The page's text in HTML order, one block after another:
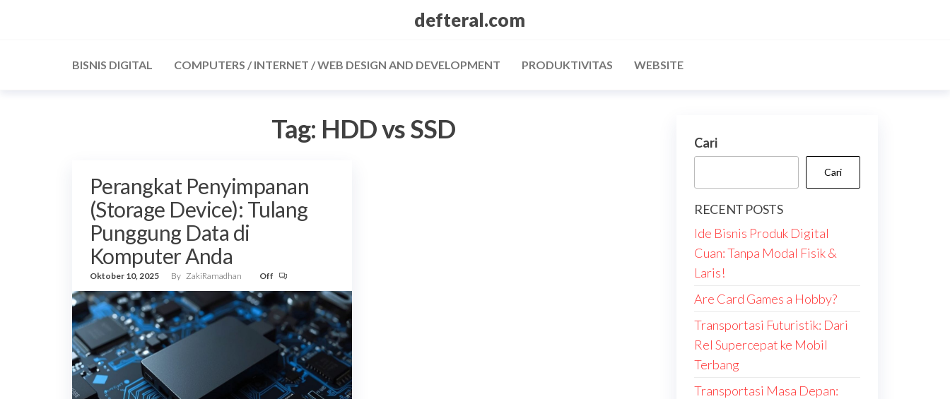
defteral.com
BISNIS DIGITAL COMPUTERS / INTERNET / WEB DESIGN AND DEVELOPMENT PRODUKTIVITAS WEBSITE
Tag: HDD vs SSD
Perangkat Penyimpanan
(Storage Device): Tulang
Punggung Data di
Komputer Anda
Oktober 10, 2025 By ZakiRamadhan Off
Cari
Cari
RECENT POSTS
Ide Bisnis Produk Digital
Cuan: Tanpa Modal Fisik &
Laris!
Are Card Games a Hobby?
Transportasi Futuristik: Dari
Rel Supercepat ke Mobil
Terbang
Transportasi Masa Depan: